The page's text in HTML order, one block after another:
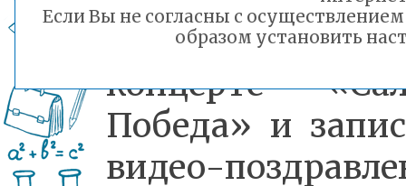
выступили
концерте
Победа» и
видео-
Если Вы не согласны с
образом установить